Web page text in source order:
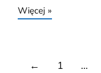
Więcej »
← 1 …